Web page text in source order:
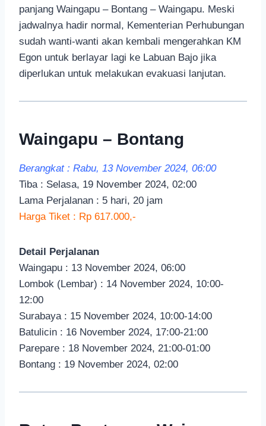
panjang Waingapu – Bontang – Waingapu. Meski
jadwalnya hadir normal, Kementerian Perhubungan
sudah wanti-wanti akan kembali mengerahkan KM
Egon untuk berlayar lagi ke Labuan Bajo jika
diperlukan untuk melakukan evakuasi lanjutan.
Waingapu – Bontang
Berangkat : Rabu, 13 November 2024, 06:00
Tiba : Selasa, 19 November 2024, 02:00
Lama Perjalanan : 5 hari, 20 jam
Harga Tiket : Rp 617.000,-
Detail Perjalanan
Waingapu : 13 November 2024, 06:00
Lombok (Lembar) : 14 November 2024, 10:00-
12:00
Surabaya : 15 November 2024, 10:00-14:00
Batulicin : 16 November 2024, 17:00-21:00
Parepare : 18 November 2024, 21:00-01:00
Bontang : 19 November 2024, 02:00